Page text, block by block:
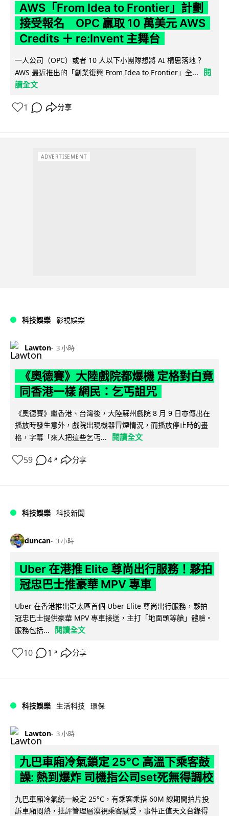
AWS「From Idea to Frontier」計劃
接受報名 OPC 贏取 10 萬美元 AWS
Credits ＋ re:Invent 主舞台
一人公司（OPC）或者 10 人以下小團隊想將 AI 構思落地？
AWS 最近推出的「創業復興 From Idea to Frontier」全...
閱
讀全文
1 分享
ADVERTISEMENT
科技娛樂 影視娛樂
Lawton 3 小時
《奧德賽》大陸戲院都爆機 定格對白竟
同香港一樣 網民：乞丐詛咒
《奧德賽》繼香港、台灣後，大陸蘇州戲院 8 月 9 日亦傳出在
播放時發生意外，戲院出現機器冒煙情況，而播放停止時的畫
格，字幕「來人把這些乞丐...
閱讀全文
59 4 ↗ 分享
科技娛樂 科技新聞
duncan 3 小時
Uber 在港推 Elite 尊尚出行服務！夥拍
冠忠巴士推豪華 MPV 專車
Uber 在香港推出亞太區首個 Uber Elite 尊尚出行服務，夥拍
冠忠巴士提供豪華 MPV 專車接送，主打「地面頭等艙」體驗。
服務包括...
閱讀全文
10 1 ↗ 分享
科技娛樂 生活科技 環保
Lawton 3 小時
九巴車廂冷氣鎖定 25°C 高溫下乘客鼓
譟: 熱到爆炸 司機指公司set死無得調校
九巴車廂冷氣統一設定 25°C，有乘客乘搭 60M 線期間拍片投
訴車廂悶熱，批評管理層漠視乘客感受，事件正值天文台錄得